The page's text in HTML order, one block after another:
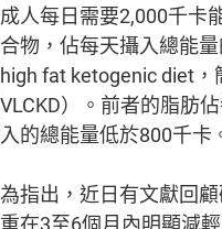
人每日需要2,000千卡
物，佔每天攝入總能
fat ketogenic diet，
）。前者的脂肪
的總能量低於800千卡
指出，近日有文獻回
在3至6個月內明顯減